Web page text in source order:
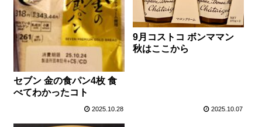
セブン 金の食パン4枚 食
べてわかったコト
2025.10.28
9月コストコ ボンママン
秋はここから
2025.10.07